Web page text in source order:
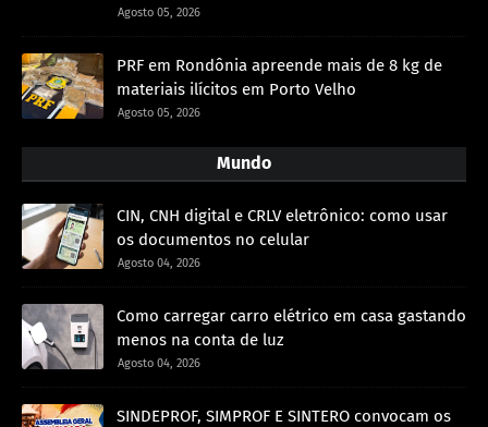
Agosto 05, 2026
PRF em Rondônia apreende mais de 8 kg de
materiais ilícitos em Porto Velho
Agosto 05, 2026
Mundo
CIN, CNH digital e CRLV eletrônico: como usar
os documentos no celular
Agosto 04, 2026
Como carregar carro elétrico em casa gastando
menos na conta de luz
Agosto 04, 2026
SINDEPROF, SIMPROF E SINTERO convocam os